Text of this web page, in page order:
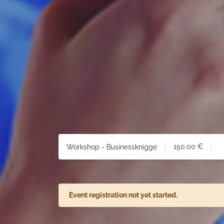
Workshop - Businessknigge 150.00 €
Event registration not yet started.